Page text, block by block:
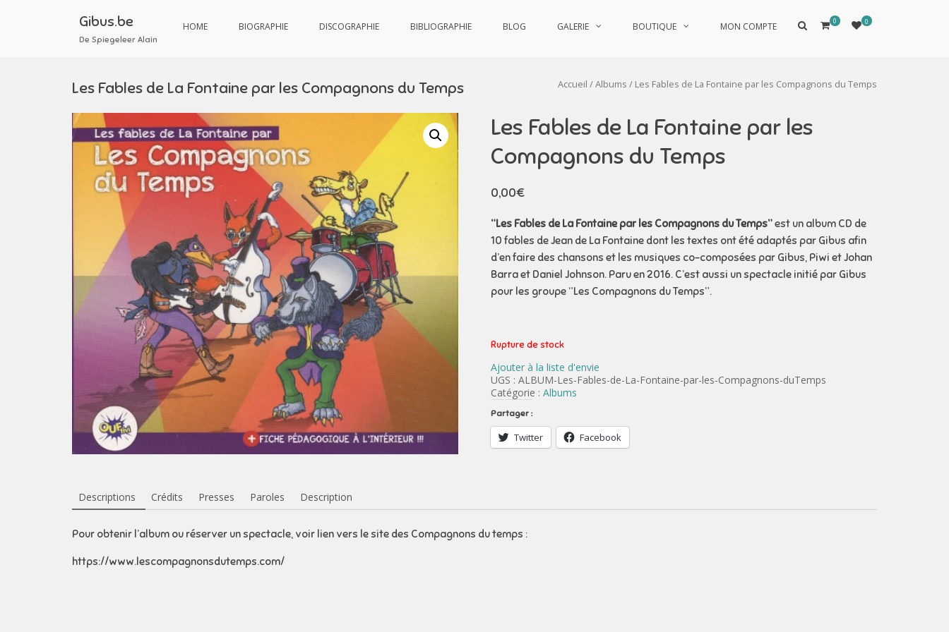
Gibus.be
De Spiegeleer Alain
HOME BIOGRAPHIE DISCOGRAPHIE BIBLIOGRAPHIE BLOG GALERIE BOUTIQUE MON COMPTE
Afficher0 0
Les Fables de La Fontaine par les Compagnons du Temps Accueil /Albums / Les Fables de La Fontaine par les Compagnons du Temps
Les Fables de La Fontaine par les
Compagnons du Temps
0,00€
“Les Fables de La Fontaine par les Compagnons du Temps”est un album CD de
10 fables de Jean de La Fontaine dont les textes ont été adaptés par Gibus afin
d’en faire des chansons et les musiques co-composées par Gibus, Piwi et Johan
Barra et Daniel Johnson. Paru en 2016. C’est aussi un spectacle initié par Gibus
pour les groupe “Les Compagnons du Temps”.
Rupture de stock
Ajouter à la liste d'envie
UGS : ALBUM-Les-Fables-de-La-Fontaine-par-les-Compagnons-duTemps
Catégorie : Albums
Partager :
Twitter Facebook
Descriptions Crédits Presses Paroles Description
Pour obtenir l’album ou réserver un spectacle, voir lien vers le site des Compagnons du temps :
https://www.lescompagnonsdutemps.com/